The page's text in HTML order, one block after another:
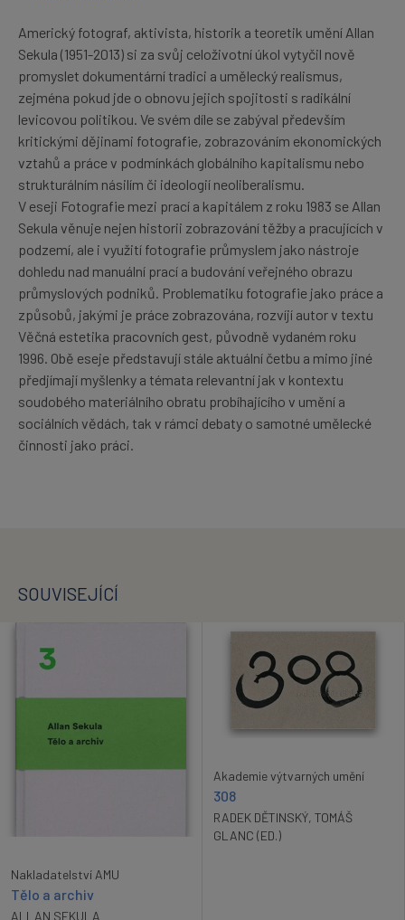
Americký fotograf, aktivista, historik a teoretik umění Allan
Sekula (1951-2013) si za svůj celoživotní úkol vytyčil nově
promyslet dokumentární tradici a umělecký realismus,
zejména pokud jde o obnovu jejich spojitosti s radikální
levicovou politikou. Ve svém díle se zabýval především
kritickými dějinami fotografie, zobrazováním ekonomických
vztahů a práce v podmínkách globálního kapitalismu nebo
strukturálním násilím či ideologií neoliberalismu.
V eseji Fotografie mezi prací a kapitálem z roku 1983 se Allan
Sekula věnuje nejen historii zobrazování těžby a pracujících v
podzemí, ale i využití fotografie průmyslem jako nástroje
dohledu nad manuální prací a budování veřejného obrazu
průmyslových podniků. Problematiku fotografie jako práce a
způsobů, jakými je práce zobrazována, rozvíjí autor v textu
Věčná estetika pracovních gest, původně vydaném roku
1996. Obě eseje představují stále aktuální četbu a mimo jiné
předjímají myšlenky a témata relevantní jak v kontextu
soudobého materiálního obratu probíhajícího v umění a
sociálních vědách, tak v rámci debaty o samotné umělecké
činnosti jako práci.
SOUVISEJÍCÍ
Nakladatelství AMU
Tělo a archiv
ALLAN SEKULA
Akademie výtvarných umění
308
RADEK DĚTINSKÝ, TOMÁŠ
GLANC (ED.)